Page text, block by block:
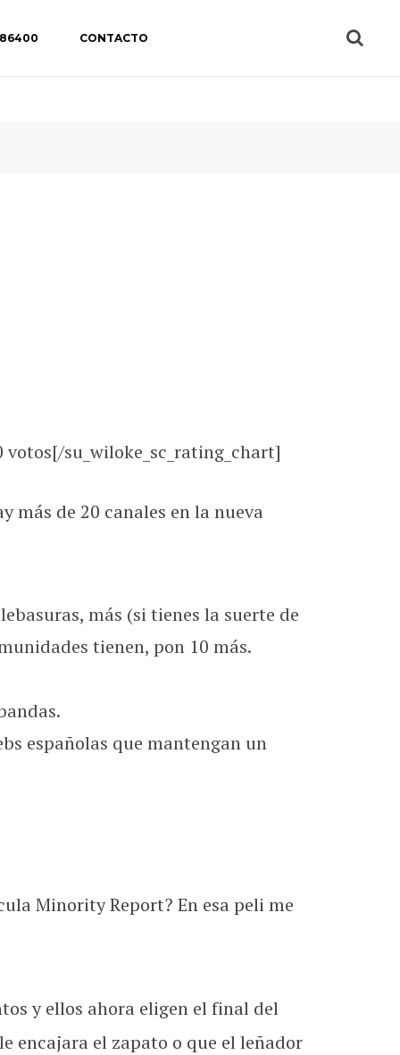
86400 CONTACTO
votos[/su_wiloke_sc_rating_chart]
más de 20 canales en la nueva
más (si tienes la suerte de
tienen, pon 10 más.
españolas que mantengan un
Minority Report? En esa peli me
y ellos ahora eligen el final del
encajara el zapato o que el leñador